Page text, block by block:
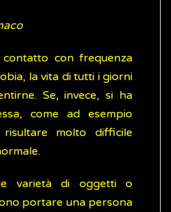
con frequenza
la vita di tutti i giorni
Se, invece, si ha
come ad esempio
molto difficile
varietà di oggetti o
portare una persona